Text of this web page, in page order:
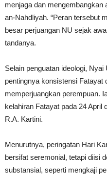
menjaga dan mengembangkan
an-Nahdliyah. “Peran tersebut
besar perjuangan NU sejak
tandanya.
Selain penguatan ideologi,
pentingnya konsistensi Fatayat
memperjuangkan perempuan.
kelahiran Fatayat pada 24 April
R.A. Kartini.
Menurutnya, peringatan Hari
bersifat seremonial, tetapi diisi
substansial, seperti mengkaji